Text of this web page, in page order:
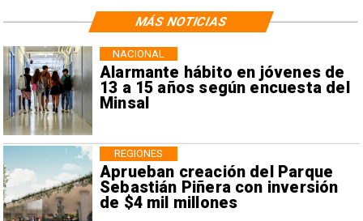
Alarmante hábito en jóvenes de
13 a 15 años según encuesta del
Minsal
NACIONAL
Aprueban creación del Parque
Sebastián Piñera con inversión
de $4 mil millones
REGIONES
MÁS NOTICIAS